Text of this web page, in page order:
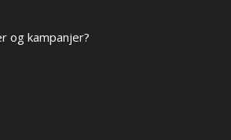
og kampanjer?